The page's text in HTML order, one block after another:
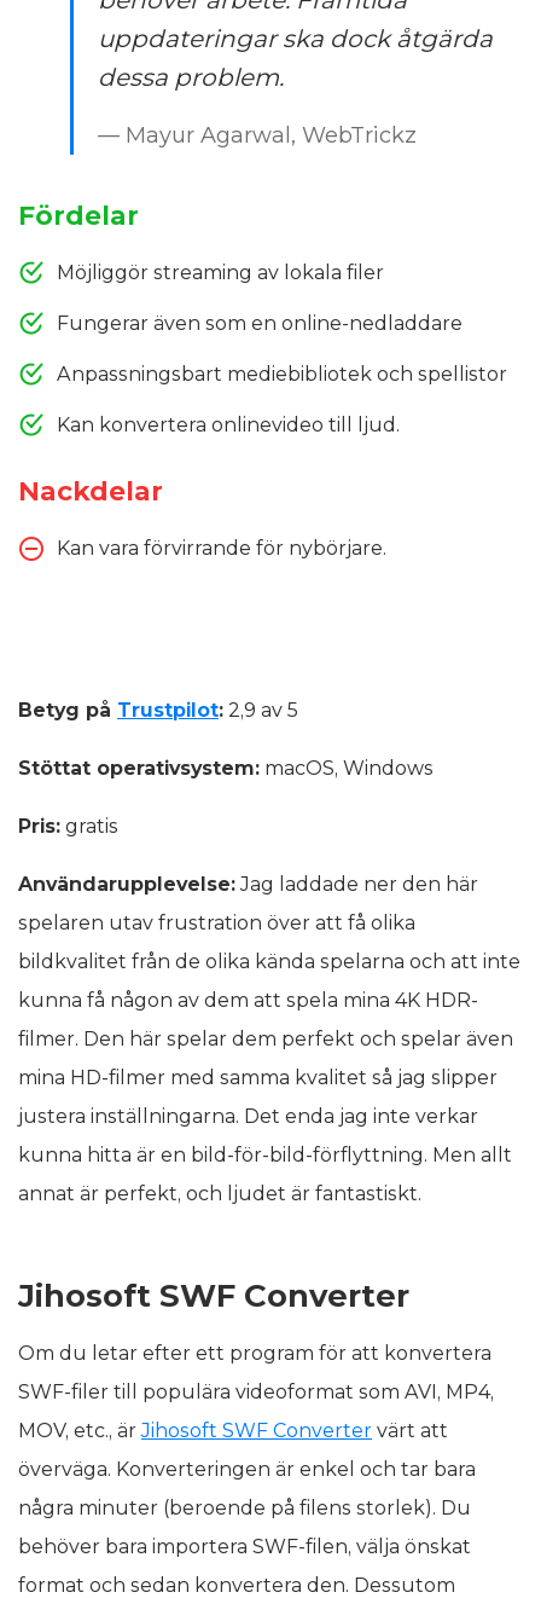
uppdateringar ska dock åtgärda
dessa problem.
— Mayur Agarwal, WebTrickz
Fördelar
Möjliggör streaming av lokala filer
Fungerar även som en online-nedladdare
Anpassningsbart mediebibliotek och spellistor
Kan konvertera onlinevideo till ljud.
Nackdelar
Kan vara förvirrande för nybörjare.
Betyg på Trustpilot: 2,9 av 5
Stöttat operativsystem: macOS, Windows
Pris: gratis
Användarupplevelse:Jag laddade ner den här
spelaren utav frustration över att få olika
bildkvalitet från de olika kända spelarna och att inte
kunna få någon av dem att spela mina 4K HDR-
filmer. Den här spelar dem perfekt och spelar även
mina HD-filmer med samma kvalitet så jag slipper
justera inställningarna. Det enda jag inte verkar
kunna hitta är en bild-för-bild-förflyttning. Men allt
annat är perfekt, och ljudet är fantastiskt.
Jihosoft SWF Converter
Om du letar efter ett program för att konvertera
SWF-filer till populära videoformat som AVI, MP4,
MOV, etc., ärJihosoft SWF Converter värt att
överväga. Konverteringen är enkel och tar bara
några minuter (beroende på filens storlek). Du
behöver bara importera SWF-filen, välja önskat
format och sedan konvertera den. Dessutom